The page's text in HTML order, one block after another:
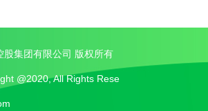
股集团有限公司 版权所有
@2020, All Rights Rese